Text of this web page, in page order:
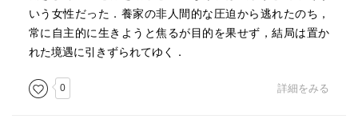
いう女性だった．養家の非人間的な圧迫から逃れたのち，
常に自主的に生きようと焦るが目的を果せず，結局は置か
れた境遇に引きずられてゆく．
0 詳細をみる